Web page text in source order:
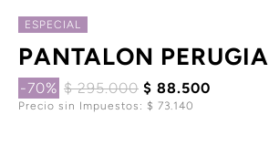
ESPECIAL
PANTALON PERUGIA
-70% $ 295.000 $ 88.500
Precio sin Impuestos: $ 73.140